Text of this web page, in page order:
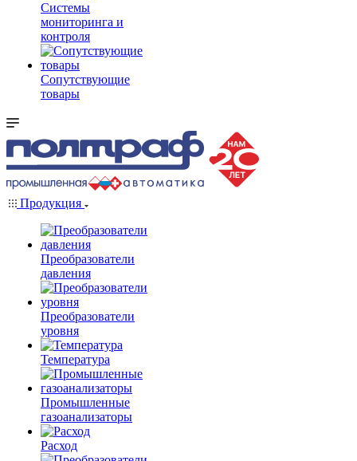
Системы
мониторинга и
контроля
Сопутствующие
товары
Продукция
Преобразователи
давления
Преобразователи
уровня
Температура
Промышленные
газоанализаторы
Расход